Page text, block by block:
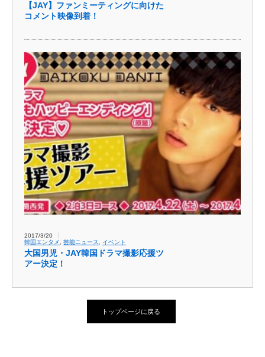
【JAY】ファンミーティングに向けた
コメント映像到着！
2017/3/20
韓国エンタメ
芸能ニュース イベント
大国男児・JAY韓国ドラマ撮影応援ツ
アー決定！
トップページに戻る